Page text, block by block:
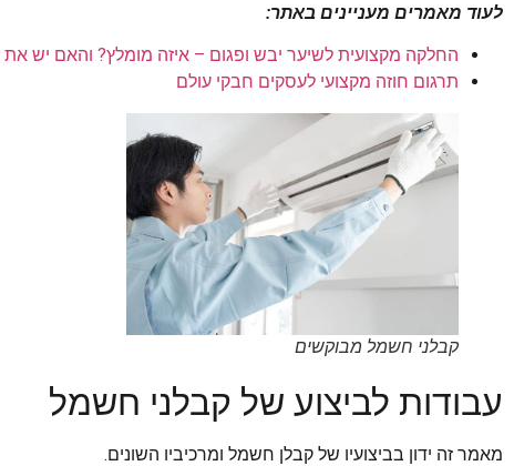
לעוד מאמרים מעניינים באתר:
החלקה מקצועית לשיער יבש ופגום – איזה מומלץ? והאם יש
תרגום חוזה מקצועי לעסקים חבקי עולם
קבלני חשמל מבוקשים
עבודות לביצוע של קבלני חשמל
מאמר זה ידון בביצועיו של קבלן חשמל ומרכיביו השונים.